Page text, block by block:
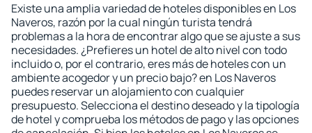
Existe una amplia variedad de hoteles disponibles en Los
Naveros, razón por la cual ningún turista tendrá
problemas a la hora de encontrar algo que se ajuste a sus
necesidades. ¿Prefieres un hotel de alto nivel con todo
incluido o, por el contrario, eres más de hoteles con un
ambiente acogedor y un precio bajo? en Los Naveros
puedes reservar un alojamiento con cualquier
presupuesto. Selecciona el destino deseado y la tipología
de hotel y comprueba los métodos de pago y las opciones